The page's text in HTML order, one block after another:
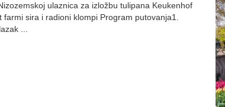
ulaznica za izložbu tulipana Keukenhof
sira i radioni klompi Program putovanja1.
...